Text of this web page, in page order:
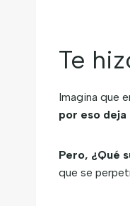
Te
Imagina que
por eso deja
Pero, ¿Qué
que se